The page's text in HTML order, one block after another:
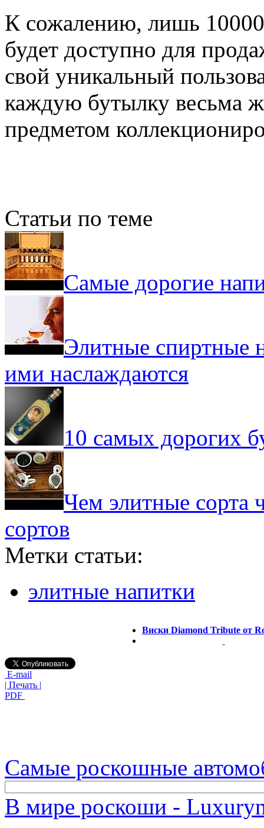
К сожалению, лишь
будет доступно для
свой уникальный
каждую бутылку весьма
предметом
Статьи по теме
Самые дорогие
Элитные спиртные
ими наслаждаются
10 самых дорогих
Чем элитные сорта
сортов
Метки статьи:
элитные напитки
Виски Diamond Tribute от
E-mail
| Печать |
PDF
Самые роскошные
В мире роскоши -